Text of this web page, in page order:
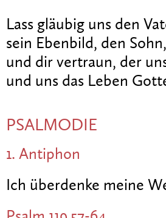
Lass gläubig uns den
sein Ebenbild, den
und dir vertraun, der
und uns das Leben
PSALMODIE
1. Antiphon
Ich überdenke meine